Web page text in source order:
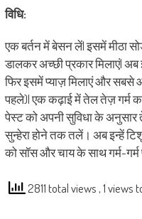
विधि:
एक बर्तन में बेसन लें| इसमें मीठा
डालकर अच्छी प्रकार मिलाएं| अब
फिर इसमें प्याज़ मिलाएं और
पहले)| एक कढ़ाई में तेल तेज़ गर्म
पेस्ट को अपनी सुविधा के
सुन्हेरा होने तक तलें। अब इन्हें
को सॉस और चाय के साथ गर्म-गर्म
2811 total views, 1 views